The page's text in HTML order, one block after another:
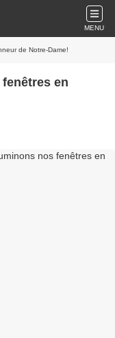
MENU
de Notre-Dame!
en